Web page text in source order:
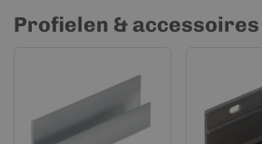
Profielen & accessoires